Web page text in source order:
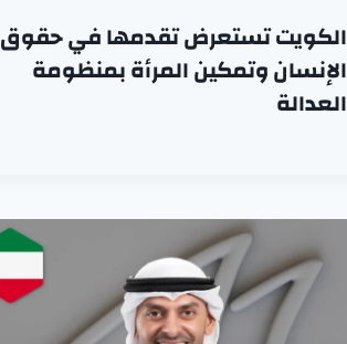
الكويت تستعرض تقدمها في حقوق
الإنسان وتمكين المرأة بمنظومة
العدالة